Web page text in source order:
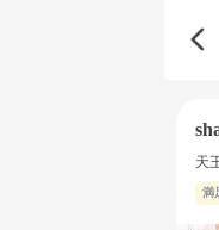
天
満